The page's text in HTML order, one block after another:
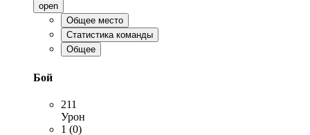
open
Общее место
Статистика команды
Общее
Бой
211
Урон
1 (0)